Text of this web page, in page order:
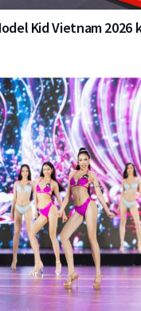
Kid Vietnam 2026